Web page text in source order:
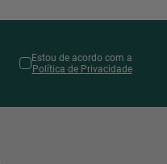
Estou de acordo com a
Política de Privacidade